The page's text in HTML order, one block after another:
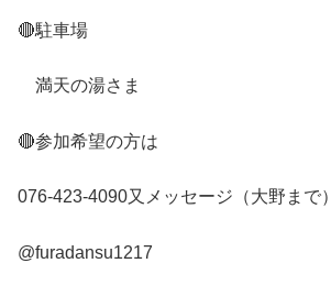
🔴駐車場
満天の湯さま
🔴参加希望の方は
076-423-4090又メッセージ（大野まで）
@furadansu1217